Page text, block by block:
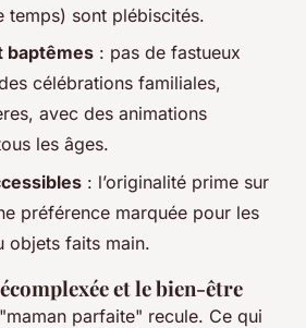
temps) sont plébiscités.
baptêmes : pas de fastueux
célébrations familiales,
avec des animations
les âges.
: l’originalité prime sur
préférence marquée pour les
objets faits main.
et le bien-être
parfaite" recule. Ce qui